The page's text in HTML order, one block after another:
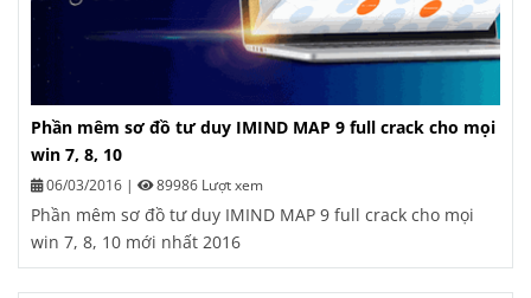
Phần mêm sơ đồ tư duy IMIND MAP 9 full crack cho mọi
win 7, 8, 10
06/03/2016 | 89986 Lượt xem
Phần mêm sơ đồ tư duy IMIND MAP 9 full crack cho mọi
win 7, 8, 10 mới nhất 2016